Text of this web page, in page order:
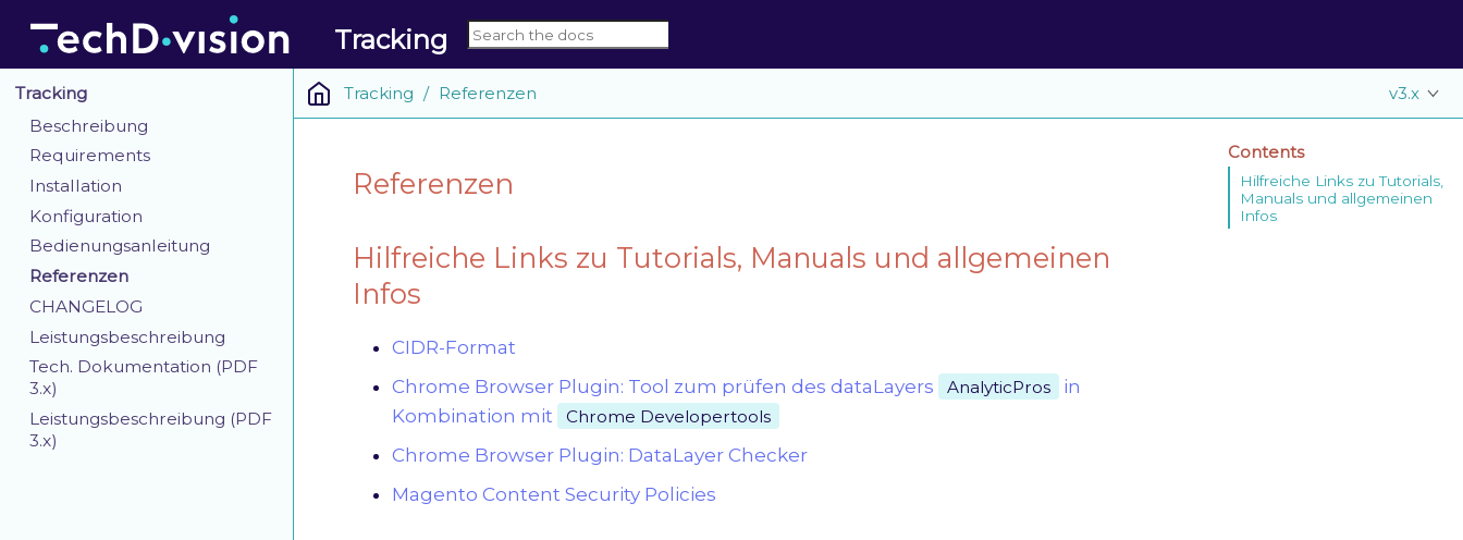
Tracking
Tracking
Beschreibung
Requirements
Installation
Konfiguration
Bedienungsanleitung
Referenzen
CHANGELOG
Leistungsbeschreibung
Tech. Dokumentation (PDF
3.x)
Leistungsbeschreibung (PDF
3.x)
Tracking Referenzen v3.x
Contents
Hilfreiche Links zu Tutorials,
Manuals und allgemeinen
Infos
Referenzen
Hilfreiche Links zu Tutorials, Manuals und allgemeinen
Infos
CIDR-Format
Chrome Browser Plugin: Tool zum prüfen des dataLayers
AnalyticPros
in
Kombination mit
Chrome Developertools
Chrome Browser Plugin: DataLayer Checker
Magento Content Security Policies